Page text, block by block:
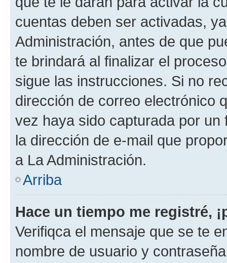
cuentas deben ser activadas,
Administración, antes de que
te brindará al finalizar el
sigue las instrucciones. Si no
dirección de correo electrónico
vez haya sido capturada por
la dirección de e-mail que
a La Administración.
Arriba
Hace un tiempo me registré,
Verifiqca el mensaje que se te
nombre de usuario y